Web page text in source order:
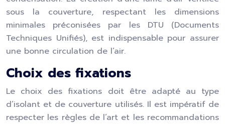
sous la couverture, respectant les dimensions
minimales préconisées par les DTU (Documents
Techniques Unifiés), est indispensable pour assurer
une bonne circulation de l’air.
Choix des fixations
Le choix des fixations doit être adapté au type
d’isolant et de couverture utilisés. Il est impératif de
respecter les règles de l’art et les recommandations